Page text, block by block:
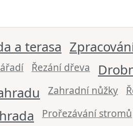
a terasa
Řezání dřeva
Zahradní nůžky
Prořezávání stromů